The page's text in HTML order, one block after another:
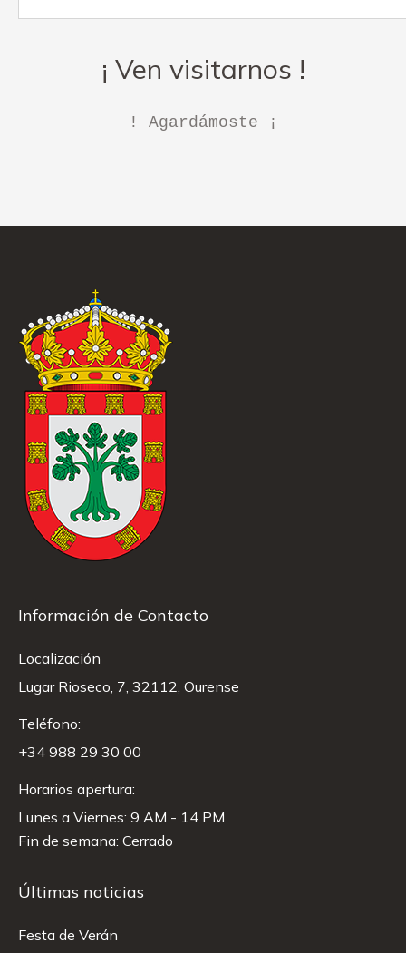
¡ Ven visitarnos !
! Agardámoste ¡
Información de Contacto
Localización
Lugar Rioseco, 7, 32112, Ourense
Teléfono:
+34 988 29 30 00
Horarios apertura:
Lunes a Viernes: 9 AM - 14 PM
Fin de semana: Cerrado
Últimas noticias
Festa de Verán